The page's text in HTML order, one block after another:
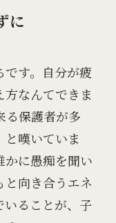
に
す。自分が疲
なんてできま
る保護者が多
と嘆いていま
かに愚痴を聞い
向き合うエネ
いることが、子